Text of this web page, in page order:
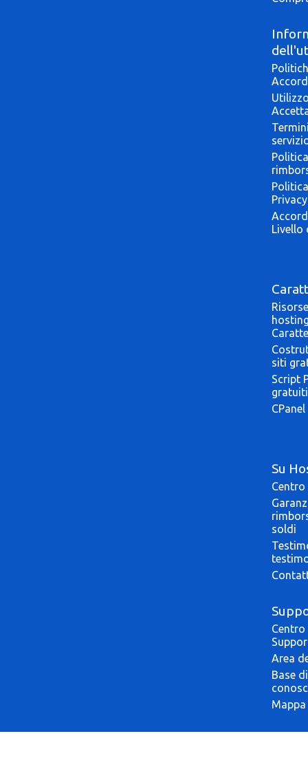
Privacy
Livello
siti
Script
gratuiti
Su
soldi
Centro
Area
Base di